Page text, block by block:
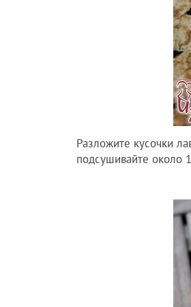
Разложите кусочки
подсушивайте около